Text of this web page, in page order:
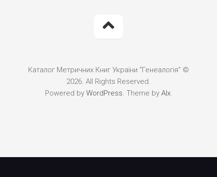
Каталог Метричних Книг України "Генеалогія" ©
2026. All Rights Reserved.
Powered by WordPress. Theme by Alx.